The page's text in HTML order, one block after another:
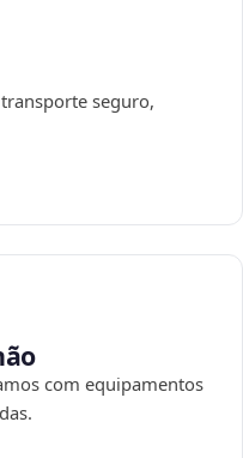
seguro,
com equipamentos